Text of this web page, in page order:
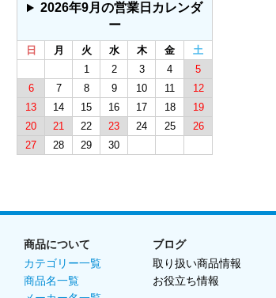
2026年9月の営業日カレンダ
ー
日 月 火 水 木 金
土
1
2 3 4
5
6
7 8 9 10 11
12
13
14 15 16 17 18
19
20
21 22 23 24 25
26
27
28 29 30
商品について
カテゴリー一覧
商品名一覧
ブログ
取り扱い商品情報
お役立ち情報